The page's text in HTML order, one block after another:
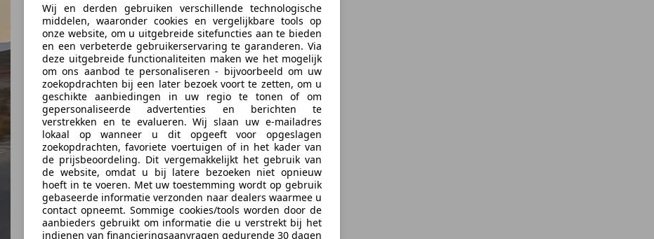
Wij en derden gebruiken verschillende technologische
middelen, waaronder cookies en vergelijkbare tools op
onze website, om u uitgebreide sitefuncties aan te bieden
en een verbeterde gebruikerservaring te garanderen. Via
deze uitgebreide functionaliteiten maken we het mogelijk
om ons aanbod te personaliseren - bijvoorbeeld om uw
zoekopdrachten bij een later bezoek voort te zetten, om u
geschikte aanbiedingen in uw regio te tonen of om
gepersonaliseerde advertenties en berichten te
verstrekken en te evalueren. Wij slaan uw e-mailadres
lokaal op wanneer u dit opgeeft voor opgeslagen
zoekopdrachten, favoriete voertuigen of in het kader van
de prijsbeoordeling. Dit vergemakkelijkt het gebruik van
de website, omdat u bij latere bezoeken niet opnieuw
hoeft in te voeren. Met uw toestemming wordt op gebruik
gebaseerde informatie verzonden naar dealers waarmee u
contact opneemt. Sommige cookies/tools worden door de
aanbieders gebruikt om informatie die u verstrekt bij het
indienen van financieringsaanvragen gedurende 30 dagen